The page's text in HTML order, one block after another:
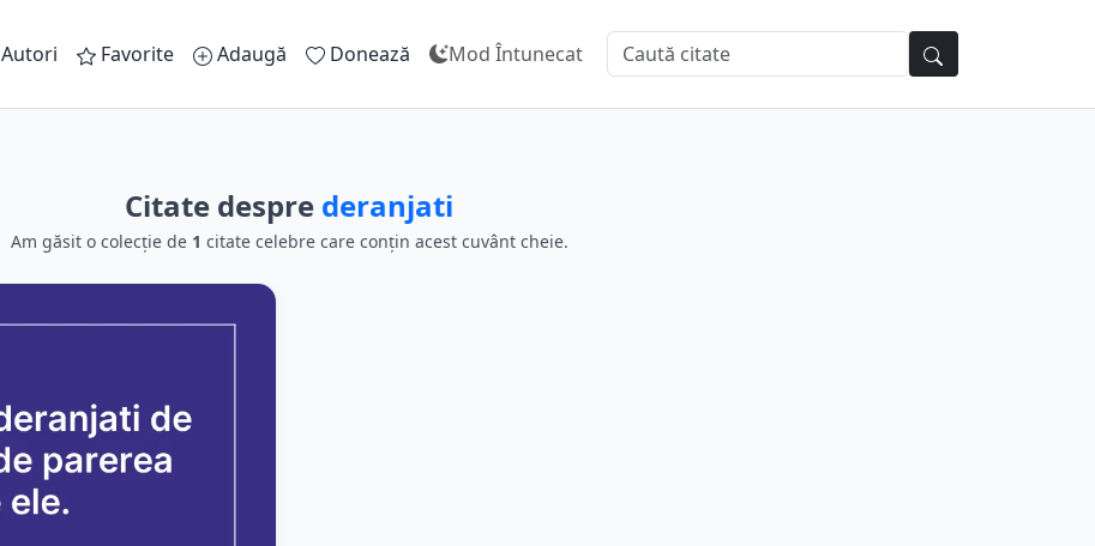
Autori Favorite Adaugă Donează Mod Întunecat
Citate despre deranjati
Am găsit o colecție de 1 citate celebre care conțin acest cuvânt cheie.